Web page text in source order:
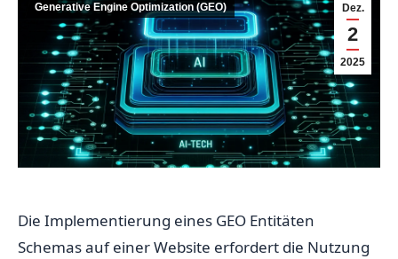
Dez.
2
2025
Generative Engine Optimization (GEO)
Die Implementierung eines GEO Entitäten
Schemas auf einer Website erfordert die Nutzung